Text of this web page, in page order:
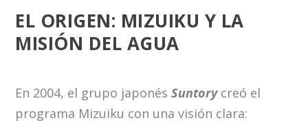
EL ORIGEN: MIZUIKU Y LA
MISIÓN DEL AGUA
En 2004, el grupo japonésSuntorycreó el
programa Mizuiku con una visión clara: